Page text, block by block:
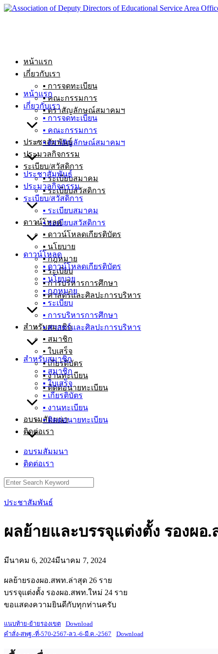
Skip
หน้าแรก
เกี่ยวกับเรา
▪ การจดทะเบียน
▪ คณะกรรมการ
▪ ตราสัญลักษณ์สมาคมฯ
ประชาสัมพันธ์
ประมวลกิจกรรม
ระเบียบ/สวัสดิการ
▪ ระเบียบสมาคม
▪ ระเบียบสวัสดิการ
ดาวน์โหลด
▪ ดาวน์โหลดเกียรติบัตร
▪ นโยบาย
▪ กฎหมาย
▪ ระเบียบ
▪ การบริหารการศึกษา
▪ ศาสตร์และศิลปะการบริหาร
สำหรับสมาชิก
▪ สมาชิก
▪ ใบเสร็จ
▪ เกียรติบัตร
▪ งานทะเบียน
▪ ติดต่อนายทะเบียน
อบรมสัมมนา
ติดต่อเรา
หน้าแรก
เกี่ยวกับเรา
▪ การจดทะเบียน
▪ คณะกรรมการ
▪ ตราสัญลักษณ์สมาคมฯ
ประชาสัมพันธ์
ประมวลกิจกรรม
ระเบียบ/สวัสดิการ
▪ ระเบียบสมาคม
▪ ระเบียบสวัสดิการ
ดาวน์โหลด
▪ ดาวน์โหลดเกียรติบัตร
▪ นโยบาย
▪ กฎหมาย
▪ ระเบียบ
▪ การบริหารการศึกษา
▪ ศาสตร์และศิลปะการบริหาร
สำหรับสมาชิก
▪ สมาชิก
▪ ใบเสร็จ
▪ เกียรติบัตร
▪ งานทะเบียน
▪ ติดต่อนายทะเบียน
อบรมสัมมนา
ติดต่อเรา
Search
for:
ประชาสัมพันธ์
ผลย้ายและบรรจุแต่งตั้ง รองผอ
มีนาคม 6, 2024มีนาคม 7, 2024
ผลย้ายรองผอ.สพท.ล่าสุด 26 ราย
บรรจุแต่งตั้ง รองผอ.สพท.ใหม่ 24 ราย
ขอแสดงความยินดีกับทุกท่านครับ
แนบท้าย-ย้ายรองเขต
Download
คำสั่ง-สพฐ.-ที่-570-2567-ลว.-6-มี.ค.-2567
Download